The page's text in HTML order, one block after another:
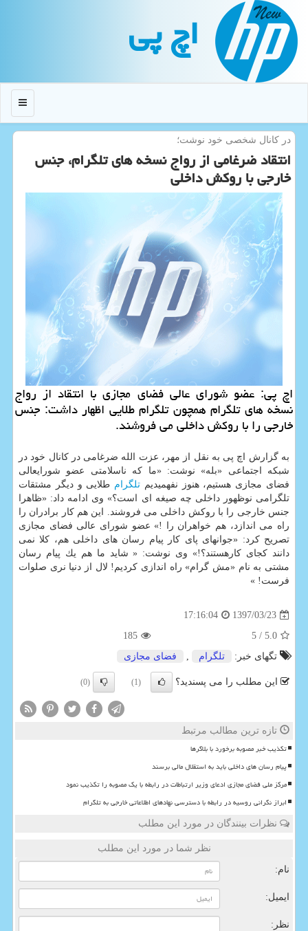
اچ پی
منو
در كانال شخصی خود نوشت؛
انتقاد ضرغامی از رواج نسخه های تلگرام، جنس
خارجی با روكش داخلی
اچ پی: عضو شورای عالی فضای مجازی با انتقاد از رواج
نسخه های تلگرام همچون تلگرام طلایی اظهار داشت: جنس
خارجی را با روكش داخلی می فروشند.
به گزارش اچ پی به نقل از مهر، عزت الله ضرغامی در كانال خود در
شبكه اجتماعی «بله» نوشت: «ما كه ناسلامتی عضو شورایعالی
فضای مجازی هستیم، هنوز نفهمیدیم تلگرام طلایی و دیگر مشتقات
تلگرامی نوظهور داخلی چه صیغه ای است؟» وی ادامه داد: «ظاهرا
جنس خارجی را با روكش داخلی می فروشند. این هم كار برادران را
راه می اندازد، هم خواهران را !» عضو شورای عالی فضای مجازی
تصریح كرد: «جوانهای پای كار پیام رسان های داخلی هم، كلا نمی
دانند كجای كارهستند؟!» وی نوشت: « شاید ما هم یك پیام رسان
مشتی به نام «مش گرام» راه اندازی كردیم! لال از دنیا نری صلوات
فرست! »
1397/03/23
17:16:04
5.0
/ 5
185
تگهای خبر:
تلگرام , فضای مجازی
این مطلب را می پسندید؟ (1)
(0)
تازه ترین مطالب مرتبط
تکذیب خبر مصوبه برخورد با بلاگرها
پیام رسان های داخلی باید به استقلال مالی برسند
مرکز ملی فضای مجازی ادعای وزیر ارتباطات در رابطه با یک مصوبه را تکذیب نمود
ابراز نگرانی روسیه در رابطه با دسترسی نهادهای اطلاعاتی خارجی به تلگرام
نظرات بینندگان در مورد این مطلب
نظر شما در مورد این مطلب
نام:
ایمیل:
نظر: